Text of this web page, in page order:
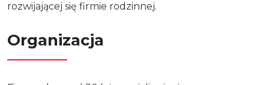
rozwijającej się firmie rodzinnej.
Organizacja